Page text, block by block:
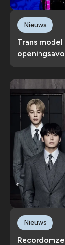
Trans
Nieuws
Nieuws